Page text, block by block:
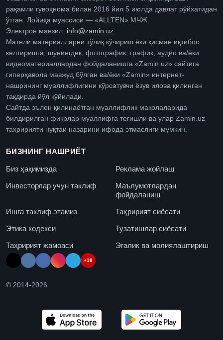
рақамли гувоҳнома билан 2016 йил 5 июлда давлат рўйхатидан
ўтган. Лойиҳа муассиси — «ALLTEN» МЧЖ.
Электрон манзил: info@zamin.uz
Матнли материалларни тўлиқ кўчириш ёки қисман иқтибос
келтиришга, шунингдек, фотографик, график, аудио ва/ёки
видеоматериаллардан фойдаланишга «Zamin.uz» сайтига
гиперҳавола мавжуд бўлган ва/ёки «Zamin» интернет-
нашрининг муаллифлигини кўрсатувчи ёзув илова қилинган
тақдирда йўл қўйилади.
Сайтда эълон қилинаётган муаллифлик мақолаларида
билдирилган фикрлар муаллифга тегишли ва улар Zamin.uz
таҳририяти нуқтаи назарини ифода этмаслиги мумкин.
БИЗНИНГ НАШРИЁТ
Биз ҳақимизда
Реклама жойлаш
Инвесторлар учун таклиф
Маълумотлардан
фойдаланиш
Ишга таклиф этамиз
Таҳририят сиёсати
Этика кодекси
Тузатишлар сиёсати
Таҳририят жамоаси
Эгалик ва молиялаштириш
+18
© 2014-2026